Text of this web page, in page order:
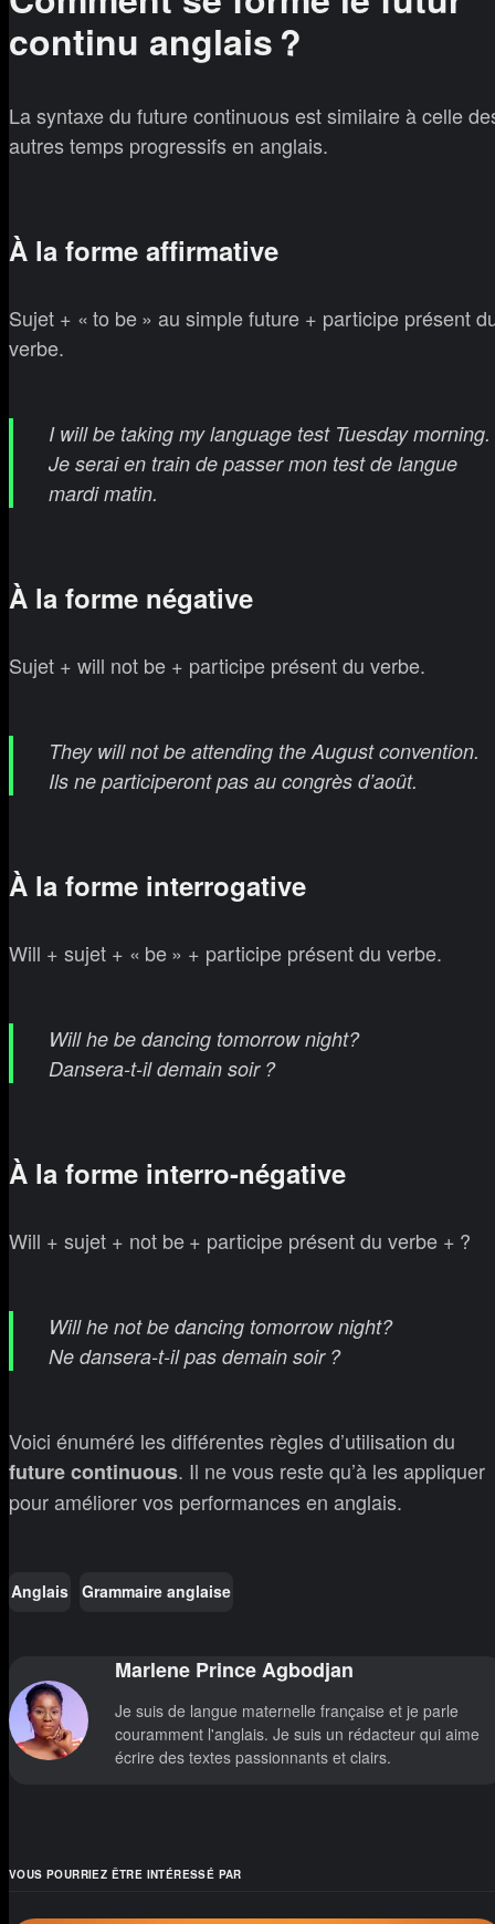
continu anglais ?
La syntaxe du future continuous est similaire à celle
autres temps progressifs en anglais.
À la forme affirmative
Sujet + « to be » au simple future + participe présent
verbe.
I will be taking my language test Tuesday morning.
Je serai en train de passer mon test de langue
mardi matin.
À la forme négative
Sujet + will not be + participe présent du verbe.
They will not be attending the August convention.
Ils ne participeront pas au congrès d’août.
À la forme interrogative
Will + sujet + « be » + participe présent du verbe.
Will he be dancing tomorrow night?
Dansera-t-il demain soir ?
À la forme interro-négative
Will + sujet + not be + participe présent du verbe + ?
Will he not be dancing tomorrow night?
Ne dansera-t-il pas demain soir ?
Voici énuméré les différentes règles d’utilisation du
future continuous. Il ne vous reste qu’à les appliquer
pour améliorer vos performances en anglais.
Anglais Grammaire anglaise
Marlene Prince Agbodjan
Je suis de langue maternelle française et je parle
couramment l'anglais. Je suis un rédacteur qui aime
écrire des textes passionnants et clairs.
VOUS POURRIEZ ÊTRE INTÉRESSÉ PAR